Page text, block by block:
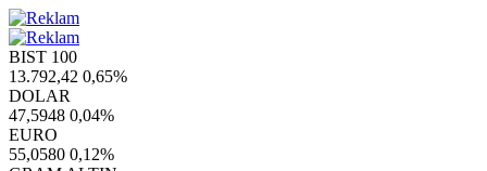
BIST 100
13.792,42 0,65%
DOLAR
47,5948 0,04%
EURO
55,0580 0,12%